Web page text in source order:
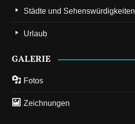
Städte und Sehenswürdigkeiten
Urlaub
GALERIE
Fotos
Zeichnungen